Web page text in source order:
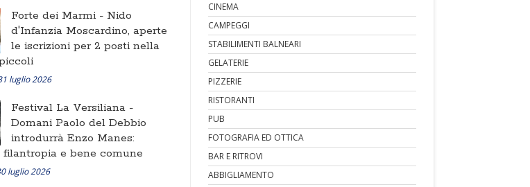
Forte dei Marmi - Nido
d'Infanzia Moscardino, aperte
le iscrizioni per 2 posti nella
luglio 2026
Festival La Versiliana -
Domani Paolo del Debbio
introdurrà Enzo Manes:
filantropia e bene comune
luglio 2026
CINEMA
CAMPEGGI
STABILIMENTI BALNEARI
GELATERIE
PIZZERIE
RISTORANTI
PUB
FOTOGRAFIA ED OTTICA
BAR E RITROVI
ABBIGLIAMENTO